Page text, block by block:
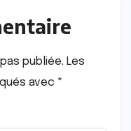
publiée. Les
avec *